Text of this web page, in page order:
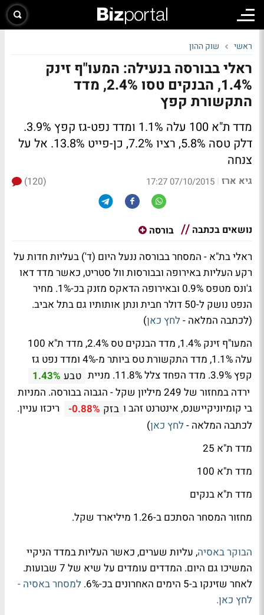
ראשי שוק ההון
ראלי בבורסה בנעילה: המעו"ף זינק
1.4%, הבנקים טסו 2.4%, מדד
התקשורת קפץ
מדד ת"א 100 עלה 1.1% ומדד נפט-גז קפץ 3.9%.
דלק טסה 5.8%, רציו 7.2%, כן-פייט 13.8%. אל על
צנחה
גיא ארז |
07/10/2015 17:27
(120)
נושאים בכתבה בורסה
ראלי בת"א - המסחר בבורסה ננעל היום (ד') בעליות חדות על
רקע העליות באירופה ובבורסות וול סטריט, כאשר מדד דאו
ג'ונס מטפס 0.9% ובאירופה הדאקס מזנק בכ-1%. מחיר
הנפט נושק ל-50 דולר חבית ונתן אותותיו גם בתל אביב.
(לכתבה המלאה - לחץ כאן)
המעו"ף זינק 1.4%, מדד הבנקים טס 2.4%, מדד ת"א 100
עלה 1.1%, מדד התקשורת טס ביותר מ-4% ומדד נפט גז
קפץ 3.9%. מדד הפחד צלל 11.8%. מניית
טבע 1.43%
ירדה במחזור של 249 מיליון שקל - הגבוה בבורסה. המניות
בי קומיוניקיישנס, אינטרנט זהב ו בזק -0.88%
ריכזו עניין.
לכתבה המלאה - לחץ כאן)
מדד ת"א 25
מדד ת"א 100
מדד ת"א בנקים
מחזור המסחר הסתכם ב-1.26 מיליארד שקל.
הבוקר באסיה, עליות שערים, כאשר העליות במדד הניקיי
המשיכו גם היום. המדדים עומדים על שיא של 7 שבועות.
לאחר שזינקו ב-5 הימים האחרונים בכ-6%.
למסחר באסיה -
לחץ כאן.